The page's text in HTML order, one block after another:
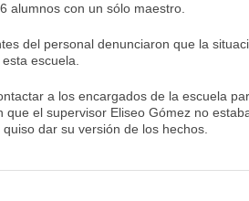
alumnos con un sólo maestro.
del personal denunciaron que la
escuela.
a los encargados de la escuela
que el supervisor Eliseo Gómez no
dar su versión de los hechos.